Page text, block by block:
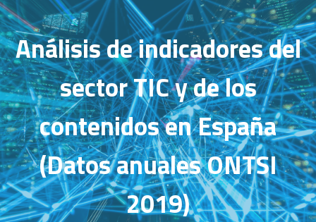
Análisis de indicadores del
sector TIC y de los
contenidos en España
(Datos anuales ONTSI
2019)